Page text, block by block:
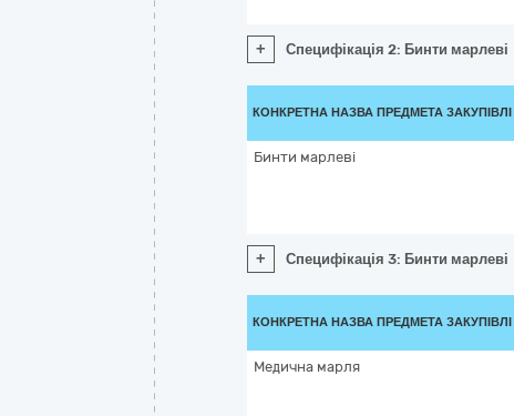
+ Специфікація 2: Бинти марлеві
КОНКРЕТНА НАЗВА ПРЕДМЕТА ЗАКУПІВЛІ
Бинти марлеві
+ Специфікація 3: Бинти марлеві
КОНКРЕТНА НАЗВА ПРЕДМЕТА ЗАКУПІВЛІ
Медична марля